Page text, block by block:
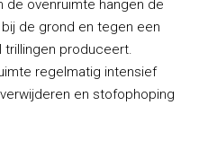
de ovenruimte hangen de
de grond en tegen een
trillingen produceert.
regelmatig intensief
en stofophoping